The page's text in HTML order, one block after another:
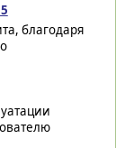
благодаря